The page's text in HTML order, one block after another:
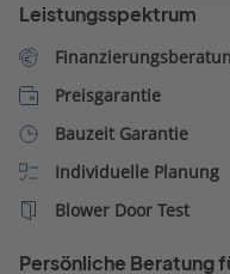
Leistungsspektrum
Preisgarantie
Bauzeit Garantie
Individuelle Planung
Blower Door Test
Persönliche Beratung